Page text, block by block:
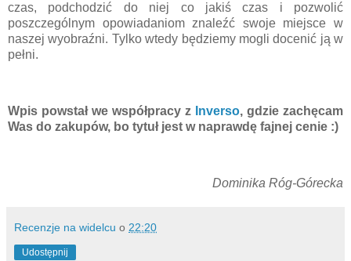
czas, podchodzić do niej co jakiś czas i pozwolić
poszczególnym opowiadaniom znaleźć swoje miejsce w
naszej wyobraźni. Tylko wtedy będziemy mogli docenić ją w
pełni.
Wpis powstał we współpracy z Inverso, gdzie zachęcam
Was do zakupów, bo tytuł jest w naprawdę fajnej cenie :)
Dominika Róg-Górecka
Recenzje na widelcu o 22:20
Udostępnij